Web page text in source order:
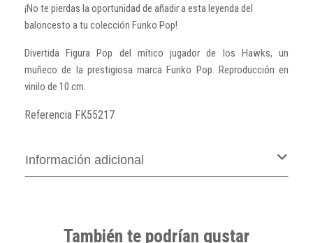
¡No te pierdas la oportunidad de añadir a esta leyenda del
baloncesto a tu colección Funko Pop!
Divertida Figura Pop del mítico jugador de los Hawks, un
muñeco de la prestigiosa marca Funko Pop. Reproducción en
vinilo de 10 cm.
Referencia FK55217
Información adicional
También te podrían gustar